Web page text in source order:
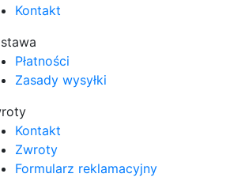
Kontakt
Płatności
Zasady wysyłki
Kontakt
Zwroty
Formularz reklamacyjny